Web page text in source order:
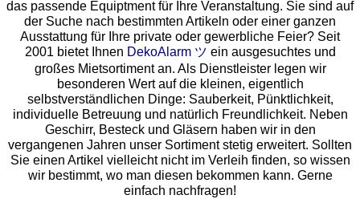
das passende Equiptment für Ihre Veranstaltung. Sie sind auf
der Suche nach bestimmten Artikeln oder einer ganzen
Ausstattung für Ihre private oder gewerbliche Feier? Seit
2001 bietet Ihnen DekoAlarm ツ ein ausgesuchtes und
großes Mietsortiment an. Als Dienstleister legen wir
besonderen Wert auf die kleinen, eigentlich
selbstverständlichen Dinge: Sauberkeit, Pünktlichkeit,
individuelle Betreuung und natürlich Freundlichkeit. Neben
Geschirr, Besteck und Gläsern haben wir in den
vergangenen Jahren unser Sortiment stetig erweitert. Sollten
Sie einen Artikel vielleicht nicht im Verleih finden, so wissen
wir bestimmt, wo man diesen bekommen kann. Gerne
einfach nachfragen!